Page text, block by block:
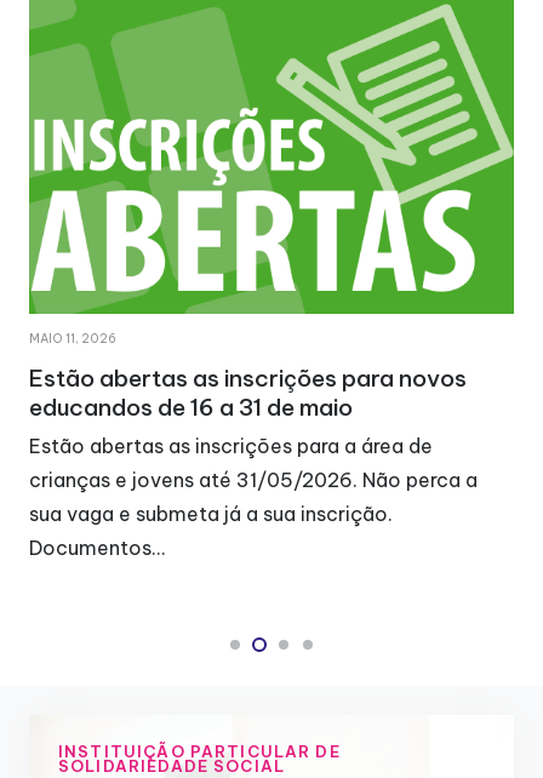
MAIO 11, 2026
Estão abertas as inscrições para novos
educandos de 16 a 31 de maio
Estão abertas as inscrições para a área de
crianças e jovens até 31/05/2026. Não perca a
sua vaga e submeta já a sua inscrição.
Documentos…
INSTITUIÇÃO PARTICULAR DE
SOLIDARIEDADE SOCIAL